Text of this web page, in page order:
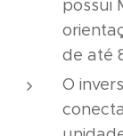
possui
de até
O